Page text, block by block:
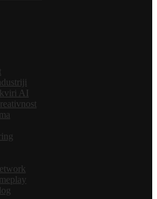
AI